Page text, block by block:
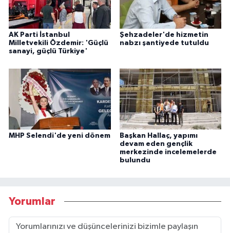
AK Parti İstanbul
Milletvekili Özdemir: 'Güçlü
sanayi, güçlü Türkiye'
Şehzadeler'de hizmetin
nabzı şantiyede tutuldu
MHP Selendi'de yeni dönem
Başkan Hallaç, yapımı
devam eden gençlik
merkezinde incelemelerde
bulundu
Yorumlar